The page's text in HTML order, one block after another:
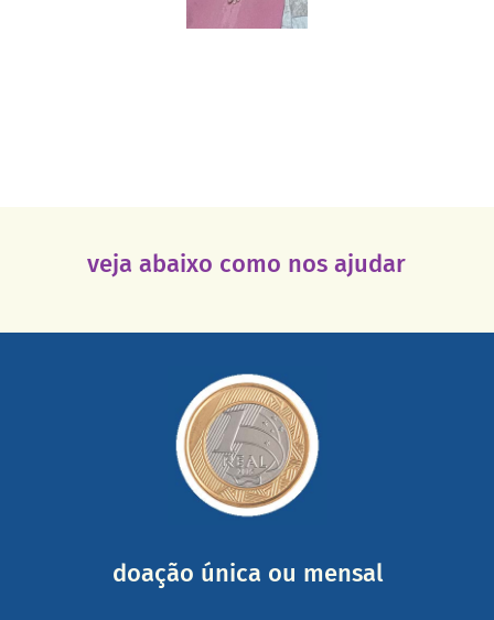
veja abaixo como nos ajudar
doação única ou mensal
mail mostrando tudo o que fizemos com a sua ajuda
somada a de outras pessoas.
saiba mais